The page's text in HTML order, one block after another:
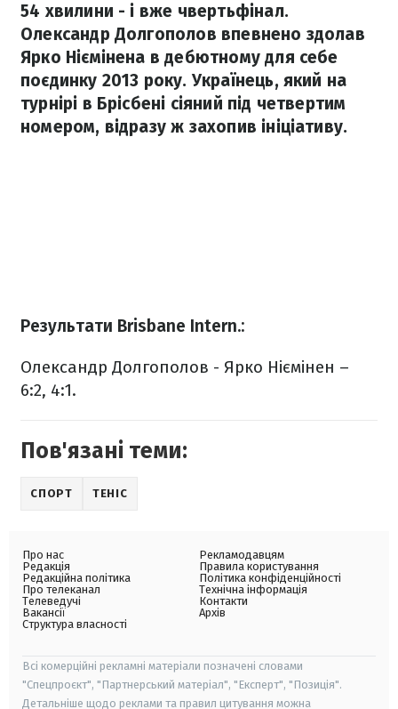
54 хвилини - і вже чвертьфінал.
Олександр Долгополов впевнено здолав
Ярко Ніємінена в дебютному для себе
поєдинку 2013 року. Українець, який на
турнірі в Брісбені сіяний під четвертим
номером, відразу ж захопив ініціативу.
Результати Brisbane Іntern.:
Олександр Долгополов - Ярко Ніємінен –
6:2, 4:1.
Пов'язані теми:
СПОРТ ТЕНІС
Про нас
Редакція
Редакційна політика
Про телеканал
Телеведучі
Вакансії
Структура власності
Рекламодавцям
Правила користування
Політика конфіденційності
Технічна інформація
Контакти
Архів
Всі комерційні рекламні матеріали позначені словами
"Спецпроєкт", "Партнерський матеріал", "Експерт", "Позиція".
Детальніше щодо реклами та правил цитування можна